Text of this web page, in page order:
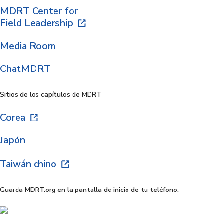
MDRT Center for
Field Leadership
Media Room
ChatMDRT
Sitios de los capítulos de MDRT
Corea
Japón
Taiwán chino
Guarda MDRT.org en la pantalla de inicio de tu teléfono.